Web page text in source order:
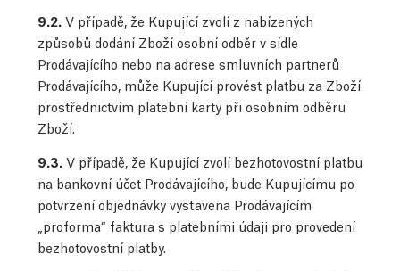
9.2. V případě, že Kupující zvolí z nabízených
způsobů dodání Zboží osobní odběr v sídle
Prodávajícího nebo na adrese smluvních partnerů
Prodávajícího, může Kupující provést platbu za Zboží
prostřednictvím platební karty při osobním odběru
Zboží.
9.3. V případě, že Kupující zvolí bezhotovostní platbu
na bankovní účet Prodávajícího, bude Kupujícímu po
potvrzení objednávky vystavena Prodávajícím
„proforma“ faktura s platebními údaji pro provedení
bezhotovostní platby.